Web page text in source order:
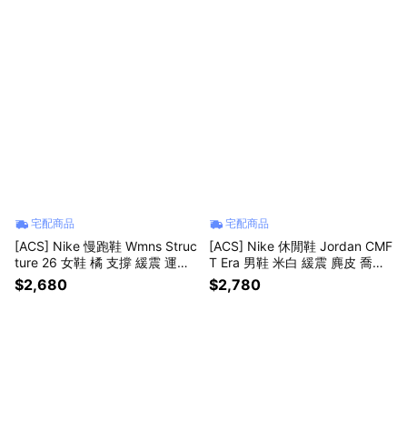
宅配商品
[ACS] Nike 慢跑鞋 Wmns Struc
ture 26 女鞋 橘 支撐 緩震 運動
鞋 HJ1101-113
$2,680
宅配商品
[ACS] Nike 休閒鞋 Jordan CMF
T Era 男鞋 米白 緩震 麂皮 喬丹
HJ6777-008
$2,780